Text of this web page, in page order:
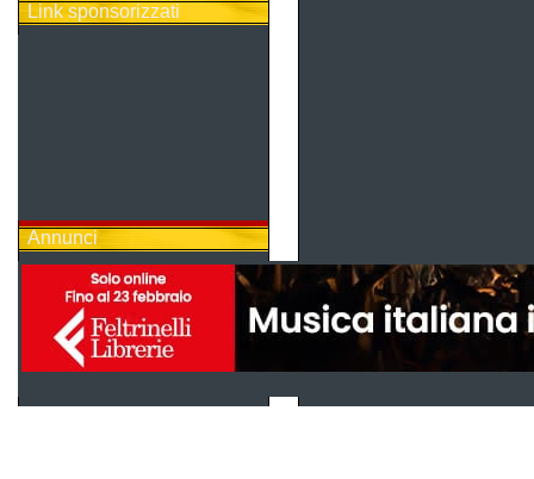
Link sponsorizzati
Annunci